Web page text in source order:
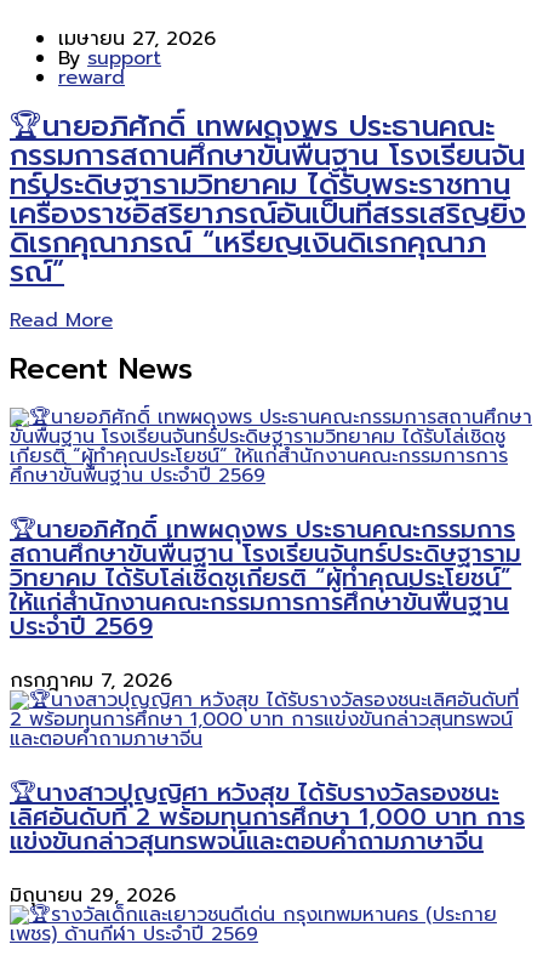
เมษายน 27, 2026
By support
reward
🏆นายอภิศักดิ์ เทพผดุงพร ประธานคณะ
กรรมการสถานศึกษาขั้นพื้นฐาน โรงเรียนจัน
ทร์ประดิษฐารามวิทยาคม ได้รับพระราชทาน
เครื่องราชอิสริยาภรณ์อันเป็นที่สรรเสริญยิ่ง
ดิเรกคุณาภรณ์ “เหรียญเงินดิเรกคุณาภ
รณ์”
Read More
Recent News
🏆นายอภิศักดิ์ เทพผดุงพร ประธานคณะกรรมการ
สถานศึกษาขั้นพื้นฐาน โรงเรียนจันทร์ประดิษฐาราม
วิทยาคม ได้รับโล่เชิดชูเกียรติ “ผู้ทำคุณประโยชน์”
ให้แก่สำนักงานคณะกรรมการการศึกษาขั้นพื้นฐาน
ประจำปี 2569
กรกฎาคม 7, 2026
🏆นางสาวปุญญิศา หวังสุข ได้รับรางวัลรองชนะ
เลิศอันดับที่ 2 พร้อมทุนการศึกษา 1,000 บาท การ
แข่งขันกล่าวสุนทรพจน์และตอบคำถามภาษาจีน
มิถุนายน 29, 2026